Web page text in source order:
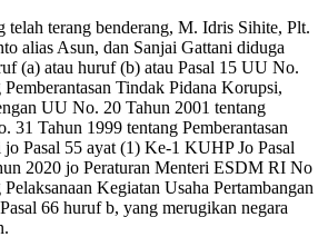
telah terang benderang, M. Idris Sihite, Plt.
alias Asun, dan Sanjai Gattani diduga
(a) atau huruf (b) atau Pasal 15 UU No.
Tindak Pidana Korupsi,
UU No. 20 Tahun 2001 tentang
31 Tahun 1999 tentang Pemberantasan
Pasal 55 ayat (1) Ke-1 KUHP Jo Pasal
2020 jo Peraturan Menteri ESDM RI No
Kegiatan Usaha Pertambangan
66 huruf b, yang merugikan negara